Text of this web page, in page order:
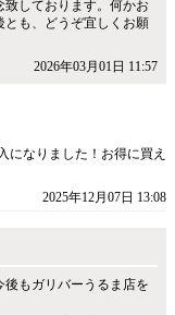
しております。何かお
とも、どうぞ宜しくお願
2026年03月01日 11:57
になりました！お得に買え
2025年12月07日 13:08
もガリバーうるま店を